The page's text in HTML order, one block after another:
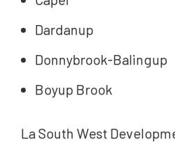
Dardanup
Donnybrook-Balingup
Boyup Brook
La South West